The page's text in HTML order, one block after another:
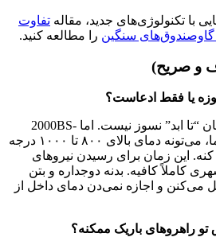
با تکنولوژی‌های جدید، مقاله تفاوت
گاوصندوق‌های سنگین را مطالعه کنید.
و صریح)
ببینید، هیچ چیزی در این جهان “تا ابد” نسوز نیست. اما 2000BS-
KRM طبق استانداردهای ما، می‌تونه دمای بالای ۸۰۰ تا ۱۰۰۰ درجه
تحمل کنه. این زمان برای رسیدن نیروهای
کاملاً کافیه. بدنه دوجداره و بتن
می‌کنن و اجازه نمی‌دن دمای داخل از